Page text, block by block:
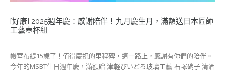
[好康] 2025週年慶：感謝陪伴！九月慶生月，滿額送日本匠師
工藝壺杯組
幔室布緹15歲了！值得慶祝的里程碑，這一路上，感謝有你們的陪伴。
今年的MSBT生日週年慶，滿額贈 津軽びいどろ玻璃工藝-石塚硝子 清酒